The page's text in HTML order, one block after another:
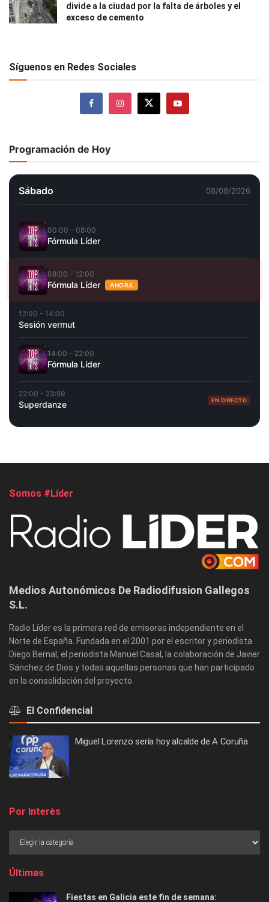
divide a la ciudad por la falta de árboles y el
exceso de cemento
Síguenos en Redes Sociales
Programación de Hoy
Sábado 08/08/2026
00:00 - 08:00
Fórmula Líder
08:00 - 12:00
Fórmula Líder AHORA
12:00 - 14:00
Sesión vermut
14:00 - 22:00
Fórmula Líder
22:00 - 23:59
Superdanze EN DIRECTO
Somos #Líder
Medios Autonómicos De Radiodifusion Gallegos
S.L.
Radio Líder es la primera red de emisoras independiente en el
Norte de España. Fundada en el 2001 por el escritor y periodista
Diego Bernal, el periodista Manuel Casal, la colaboración de Javier
Sánchez de Dios y todas aquellas personas que han participado
en la consolidación del proyecto.
El Confidencial
Miguel Lorenzo sería hoy alcalde de A Coruña
Por Interés
Últimas
Fiestas en Galicia este fin de semana: